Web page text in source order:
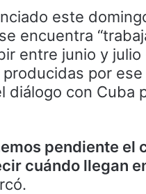
este
encuentra
entre junio y
por
diálogo con Cuba
pendiente
cuándo llegan